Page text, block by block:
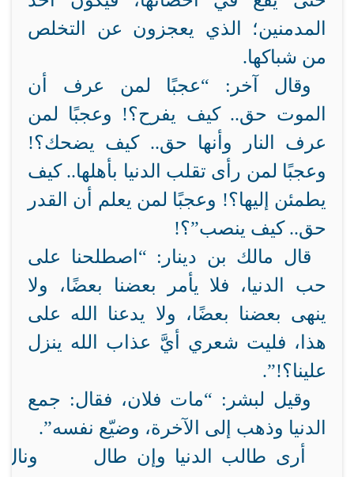
المدمنين؛ الذي يعجزون عن التخلص
من شباكها.
وقال آخر: “عجبًا لمن عرف أن
الموت حق.. كيف يفرح؟! وعجبًا لمن
عرف النار وأنها حق.. كيف يضحك؟!
وعجبًا لمن رأى تقلب الدنيا بأهلها.. كيف
يطمئن إليها؟! وعجبًا لمن يعلم أن القدر
حق.. كيف ينصب”؟!
قال مالك بن دينار: “اصطلحنا على
حب الدنيا، فلا يأمر بعضنا بعضًا، ولا
ينهى بعضنا بعضًا، ولا يدعنا الله على
هذا، فليت شعري أيَّ عذاب الله ينزل
علينا؟!”.
وقيل لبشر: “مات فلان، فقال: جمع
الدنيا وذهب إلى الآخرة، وضيّع نفسه”.
أرى طالب الدنيا وإن طال